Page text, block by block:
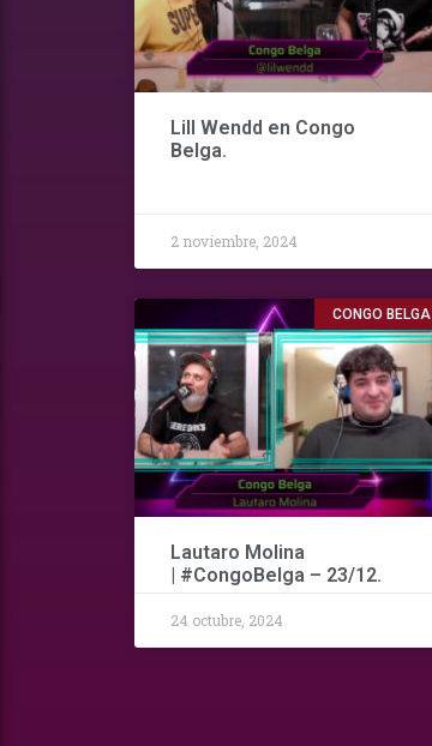
Lill Wendd en Congo
Belga.
2 noviembre, 2024
CONGO BELGA
Lautaro Molina
| #CongoBelga – 23/12.
24 octubre, 2024